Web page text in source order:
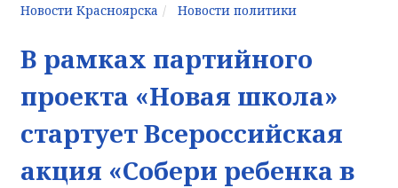
Новости Красноярска Новости политики
В рамках партийного
проекта «Новая школа»
стартует Всероссийская
акция «Собери ребенка в